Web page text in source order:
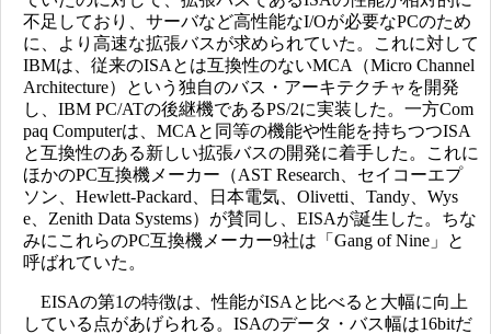
不足しており、サーバなど高性能なI/Oが必要なPCのため
に、より高速な拡張バスが求められていた。これに対して
IBMは、従来のISAとは互換性のないMCA（Micro Channel
Architecture）という独自のバス・アーキテクチャを開発
し、IBM PC/ATの後継機であるPS/2に実装した。一方Com
paq Computerは、MCAと同等の機能や性能を持ちつつISA
と互換性のある新しい拡張バスの開発に着手した。これに
ほかのPC互換機メーカー（AST Research、セイコーエプ
ソン、Hewlett-Packard、日本電気、Olivetti、Tandy、Wys
e、Zenith Data Systems）が賛同し、EISAが誕生した。ちな
みにこれらのPC互換機メーカー9社は「Gang of Nine」と
呼ばれていた。
EISAの第1の特徴は、性能がISAと比べると大幅に向上
している点があげられる。ISAのデータ・バス幅は16bitだ